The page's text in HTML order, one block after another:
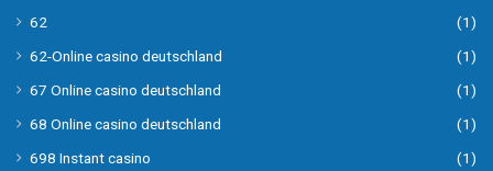
62
(1)
62-Online casino deutschland
(1)
67 Online casino deutschland
(1)
68 Online casino deutschland
(1)
698 Instant casino
(1)